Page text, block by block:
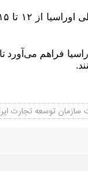
اوراسیا از ۱۲ تا ۱۵
فراهم می‌آورد
توسعه تجارت ایران - 30 دی